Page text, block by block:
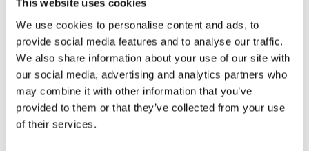
This website uses cookies
We use cookies to personalise content and ads, to
provide social media features and to analyse our traffic.
We also share information about your use of our site with
our social media, advertising and analytics partners who
may combine it with other information that you’ve
provided to them or that they’ve collected from your use
of their services.